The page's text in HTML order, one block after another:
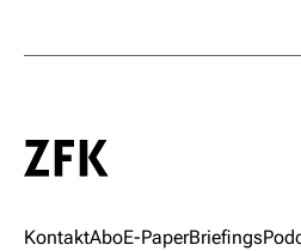
KontaktAboE-PaperBriefings